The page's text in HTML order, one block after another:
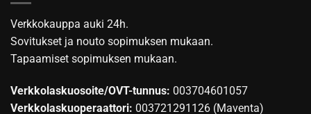
Verkkokauppa auki 24h.
Sovitukset ja nouto sopimuksen mukaan.
Tapaamiset sopimuksen mukaan.
Verkkolaskuosoite/OVT-tunnus: 003704601057
Verkkolaskuoperaattori: 003721291126 (Maventa)